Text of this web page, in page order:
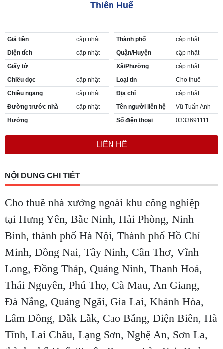
Thiên Huế
Giá tiền
cập nhật
Diện tích
cập nhật
Giấy tờ
Chiều dọc
cập nhật
Chiều ngang
cập nhật
Đường trước nhà
cập nhật
Hướng
Thành phố
cập nhật
Quận/Huyện
cập nhật
Xã/Phường
cập nhật
Loại tin
Cho thuê
Địa chỉ
cập nhật
Tên người liên hệ
Vũ Tuấn Anh
Số điện thoại
0333691111
LIÊN HỆ
NỘI DUNG CHI TIẾT
Cho thuê nhà xưởng ngoài khu công nghiệp
tại Hưng Yên, Bắc Ninh, Hải Phòng, Ninh
Bình, thành phố Hà Nội, Thành phố Hồ Chí
Minh, Đồng Nai, Tây Ninh, Cần Thơ, Vĩnh
Long, Đồng Tháp, Quảng Ninh, Thanh Hoá,
Thái Nguyên, Phú Thọ, Cà Mau, An Giang,
Đà Nẵng, Quảng Ngãi, Gia Lai, Khánh Hòa,
Lâm Đồng, Đắk Lắk, Cao Bằng, Điện Biên, Hà
Tĩnh, Lai Châu, Lạng Sơn, Nghệ An, Sơn La,